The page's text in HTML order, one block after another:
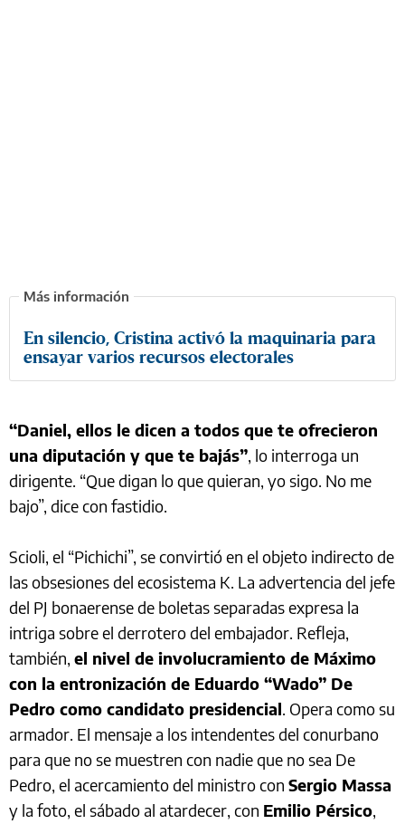
En silencio, Cristina activó la maquinaria para
ensayar varios recursos electorales
“Daniel, ellos le dicen a todos que te ofrecieron
una diputación y que te bajás”, lo interroga un
dirigente. “Que digan lo que quieran, yo sigo. No me
bajo”, dice con fastidio.
Scioli, el “Pichichi”, se convirtió en el objeto indirecto de
las obsesiones del ecosistema K. La advertencia del jefe
del PJ bonaerense de boletas separadas expresa la
intriga sobre el derrotero del embajador. Refleja,
también, el nivel de involucramiento de Máximo
con la entronización de Eduardo “Wado” De
Pedro como candidato presidencial. Opera como su
armador. El mensaje a los intendentes del conurbano
para que no se muestren con nadie que no sea De
Pedro, el acercamiento del ministro con Sergio Massa
y la foto, el sábado al atardecer, con Emilio Pérsico,